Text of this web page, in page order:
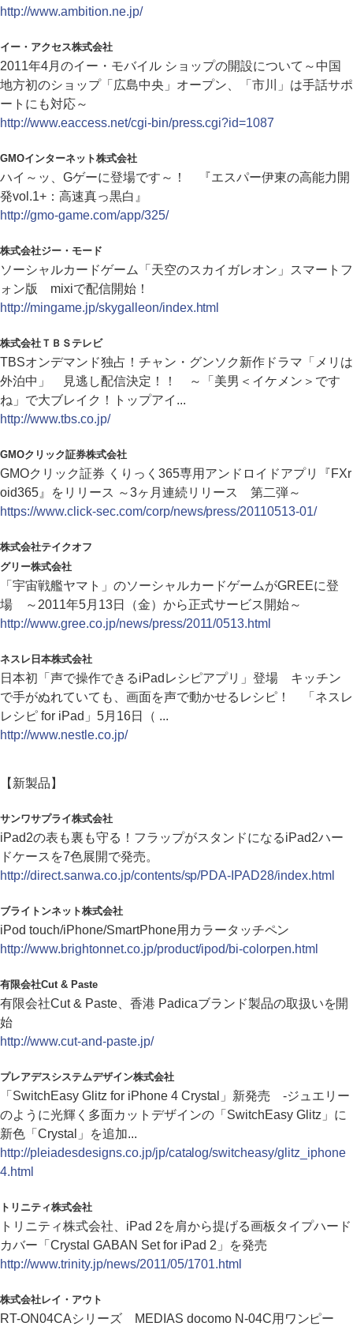
http://www.ambition.ne.jp/
イー・アクセス株式会社
2011年4月のイー・モバイル ショップの開設について～中国
地方初のショップ「広島中央」オープン、「市川」は手話サポ
ートにも対応～
http://www.eaccess.net/cgi-bin/press.cgi?id=1087
GMOインターネット株式会社
ハイ～ッ、Gゲーに登場です～！ 『エスパー伊東の高能力開
発vol.1+：高速真っ黒白』
http://gmo-game.com/app/325/
株式会社ジー・モード
ソーシャルカードゲーム「天空のスカイガレオン」スマートフ
ォン版 mixiで配信開始！
http://mingame.jp/skygalleon/index.html
株式会社ＴＢＳテレビ
TBSオンデマンド独占！チャン・グンソク新作ドラマ「メリは
外泊中」 見逃し配信決定！！ ～「美男＜イケメン＞です
ね」で大ブレイク！トップアイ...
http://www.tbs.co.jp/
GMOクリック証券株式会社
GMOクリック証券 くりっく365専用アンドロイドアプリ『FXr
oid365』をリリース ～3ヶ月連続リリース 第二弾～
https://www.click-sec.com/corp/news/press/20110513-01/
株式会社テイクオフ
グリー株式会社
「宇宙戦艦ヤマト」のソーシャルカードゲームがGREEに登
場 ～2011年5月13日（金）から正式サービス開始～
http://www.gree.co.jp/news/press/2011/0513.html
ネスレ日本株式会社
日本初「声で操作できるiPadレシピアプリ」登場 キッチン
で手がぬれていても、画面を声で動かせるレシピ！ 「ネスレ
レシピ for iPad」5月16日（ ...
http://www.nestle.co.jp/
【新製品】
サンワサプライ株式会社
iPad2の表も裏も守る！フラップがスタンドになるiPad2ハー
ドケースを7色展開で発売。
http://direct.sanwa.co.jp/contents/sp/PDA-IPAD28/index.html
ブライトンネット株式会社
iPod touch/iPhone/SmartPhone用カラータッチペン
http://www.brightonnet.co.jp/product/ipod/bi-colorpen.html
有限会社Cut & Paste
有限会社Cut & Paste、香港 Padicaブランド製品の取扱いを開
始
http://www.cut-and-paste.jp/
プレアデスシステムデザイン株式会社
「SwitchEasy Glitz for iPhone 4 Crystal」新発売 -ジュエリー
のように光輝く多面カットデザインの「SwitchEasy Glitz」に
新色「Crystal」を追加...
http://pleiadesdesigns.co.jp/jp/catalog/switcheasy/glitz_iphone
4.html
トリニティ株式会社
トリニティ株式会社、iPad 2を肩から提げる画板タイプハード
カバー「Crystal GABAN Set for iPad 2」を発売
http://www.trinity.jp/news/2011/05/1701.html
株式会社レイ・アウト
RT-ON04CAシリーズ MEDIAS docomo N-04C用ワンピー